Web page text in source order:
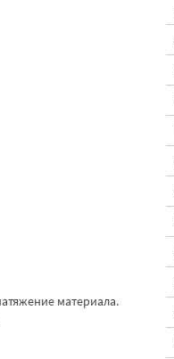
материала.